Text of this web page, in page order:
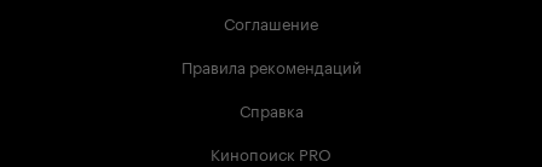
Соглашение
Правила рекомендаций
Справка
Кинопоиск PRO